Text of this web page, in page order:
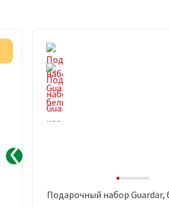
Подарочный набор Guardar,